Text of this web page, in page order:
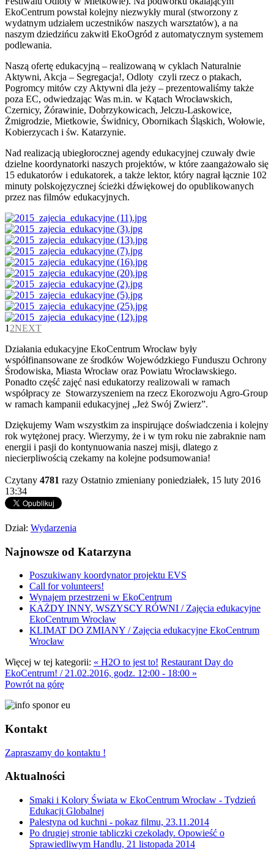
EkoCentrum powstał kolejny niezwykły mural (stworzony z
wydatnym udziałem uczestników naszych warsztatów), a na
naszym dziedzińcu zakwitł EkoOgród z automatycznym systemem
podlewania.
Naszą ofertę edukacyjną – realizowaną w cyklach Naturalnie
Aktywni, Akcja – Segregacja!, Odloty czyli rzecz o ptakach,
Pogromcy mitów czy Aktywni dla jeży – prezentowaliśmy także
poza EC, odwiedzając Was m.in. w Kątach Wrocławskich,
Czernicy, Żórawinie, Dobrzykowicach, Jelczu-Laskowice,
Żmigrodzie, Mietkowie, Świdnicy, Obornikach Śląskich, Wołowie,
Kobierzycach i św. Katarzynie.
Nad realizacją ubiegłorocznej agendy edukacyjnej czuwały dwie
dzielne koordynatorki naszych projektów, w które zaangażowało się
15 edukatorów i edukatorek, a także lektor, który nagrał łącznie 102
minuty polskojęzycznej ścieżki dźwiękowej do opublikowanych
przez nas filmów edukacyjnych.
1 2NEXT
Działania edukacyjne EkoCentrum Wrocław były
współfinansowane ze środków Wojewódzkiego Funduszu Ochrony
Środowiska, Miasta Wrocław oraz Powiatu Wrocławskiego.
Ponadto część zajęć nasi edukatorzy realizowali w ramach
współpracy ze Stowarzyszeniem na rzecz Ekorozwoju Agro-Group
w ramach kampanii edukacyjnej „Jeż Swój Zwierz”.
Dziękujemy Wam wszystkim za inspirujące doświadczenia i kolejny
rok wytężonej pracy. Wierzymy, że i w tym roku nie zabraknie nam
energii i pasji do kontynuowania naszej misji, dlatego z
niecierpliwością czekamy na kolejne podsumowania!
AdmirorGallery 4.5.0, author/sVasiljevski&Kekeljevic.
Czytany 4781 razy Ostatnio zmieniany poniedziałek, 15 luty 2016
13:34
Dział: Wydarzenia
Najnowsze od Katarzyna
Poszukiwany koordynator projektu EVS
Call for volunteers!
Wynajem przestrzeni w EkoCentrum
KAŻDY INNY, WSZYSCY RÓWNI / Zajęcia edukacyjne
EkoCentrum Wrocław
KLIMAT DO ZMIANY / Zajęcia edukacyjne EkoCentrum
Wrocław
Więcej w tej kategorii: « H2O to jest to! Restaurant Day do
EkoCentrum! / 21.02.2016, godz. 12:00 - 18:00 »
Powrót na górę
Kontakt
Zapraszamy do kontaktu !
Aktualności
Smaki i Kolory Świata w EkoCentrum Wrocław - Tydzień
Edukacji Globalnej
Palestyna od kuchni - pokaz filmu, 23.11.2014
Po drugiej stronie tabliczki czekolady. Opowieść o
Sprawiedliwym Handlu, 21 listopada 2014